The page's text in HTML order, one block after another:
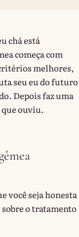
chá está
começa com
melhores,
seu eu do futuro
Depois faz uma
que ouviu.
você seja honesta
sobre o tratamento